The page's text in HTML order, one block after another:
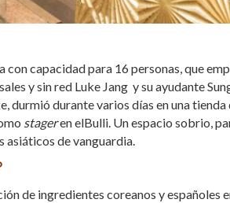
con capacidad para 16 personas, que
y sin red Luke Jang y su ayudante
durmió durante varios días en una
stageren elBulli. Un espacio sobrio,
asiáticos de vanguardia.
de ingredientes coreanos y españoles